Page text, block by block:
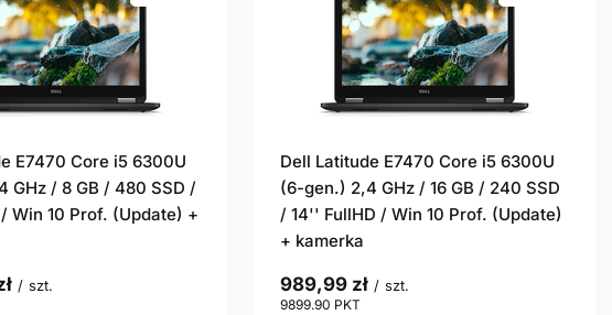
E7470 Core i5 6300U
GHz / 8 GB / 480 SSD /
Win 10 Prof. (Update) +
/ szt.
Dell Latitude E7470 Core i5 6300U
(6-gen.) 2,4 GHz / 16 GB / 240 SSD
/ 14'' FullHD / Win 10 Prof. (Update)
+ kamerka
989,99 zł / szt.
9899.90 PKT